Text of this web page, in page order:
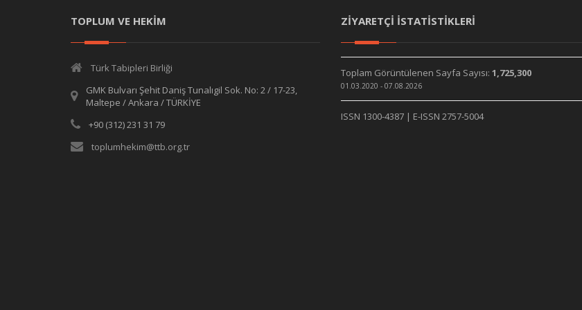
TOPLUM VE HEKİM
Türk Tabipleri Birliği
GMK Bulvarı Şehit Daniş Tunalıgil Sok. No: 2 / 17-23,
Maltepe / Ankara / TÜRKİYE
+90 (312) 231 31 79
toplumhekim@ttb.org.tr
ZİYARETÇİ İSTATİSTİKLERİ
Toplam Görüntülenen Sayfa Sayısı: 1,725,300
01.03.2020 - 07.08.2026
ISSN 1300-4387 | E-ISSN 2757-5004